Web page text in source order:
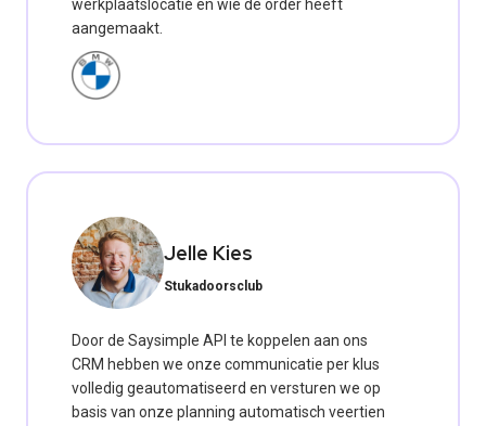
werkplaatslocatie en wie de order heeft
aangemaakt.
Jelle Kies
Stukadoorsclub
Door de Saysimple API te koppelen aan ons
CRM hebben we onze communicatie per klus
volledig geautomatiseerd en versturen we op
basis van onze planning automatisch veertien